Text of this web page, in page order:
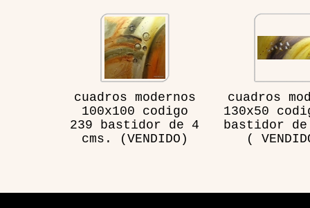
cuadros modernos
100x100 codigo
239 bastidor de 4
cms. (VENDIDO)
cuadros
130x50
bastidor de
(